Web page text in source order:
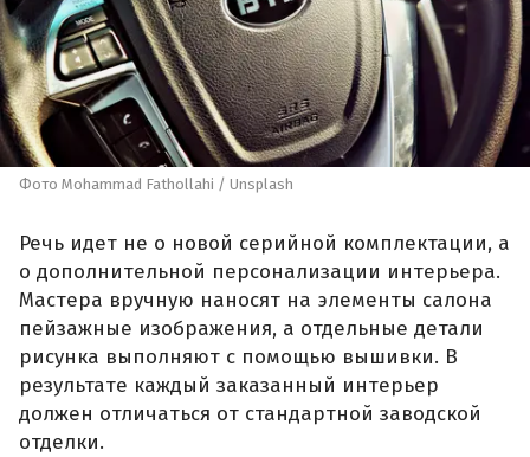
Фото Mohammad Fathollahi / Unsplash
Речь идет не о новой серийной комплектации, а
о дополнительной персонализации интерьера.
Мастера вручную наносят на элементы салона
пейзажные изображения, а отдельные детали
рисунка выполняют с помощью вышивки. В
результате каждый заказанный интерьер
должен отличаться от стандартной заводской
отделки.